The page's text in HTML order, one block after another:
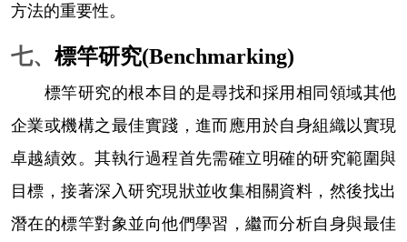
方法的重要性。
七、 標竿研究(Benchmarking)
標竿研究的根本目的是尋找和採用相同領域其他
企業或機構之最佳實踐，進而應用於自身組織以實現
卓越績效。其執行過程首先需確立明確的研究範圍與
目標，接著深入研究現狀並收集相關資料，然後找出
潛在的標竿對象並向他們學習，繼而分析自身與最佳